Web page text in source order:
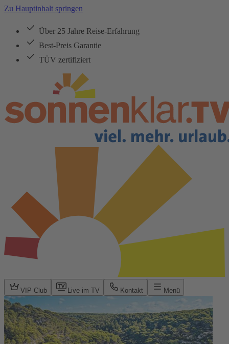
Zu Hauptinhalt springen
Über 25 Jahre Reise-Erfahrung
Best-Preis Garantie
TÜV zertifiziert
VIP Club Live im TV Kontakt Menü